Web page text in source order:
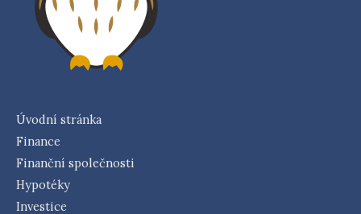
Úvodní stránka
Finance
Finanční společnosti
Hypotéky
Investice